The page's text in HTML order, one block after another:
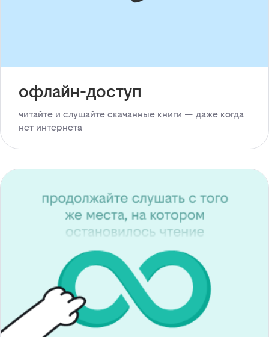
офлайн-доступ
читайте и слушайте скачанные книги — даже когда
нет интернета